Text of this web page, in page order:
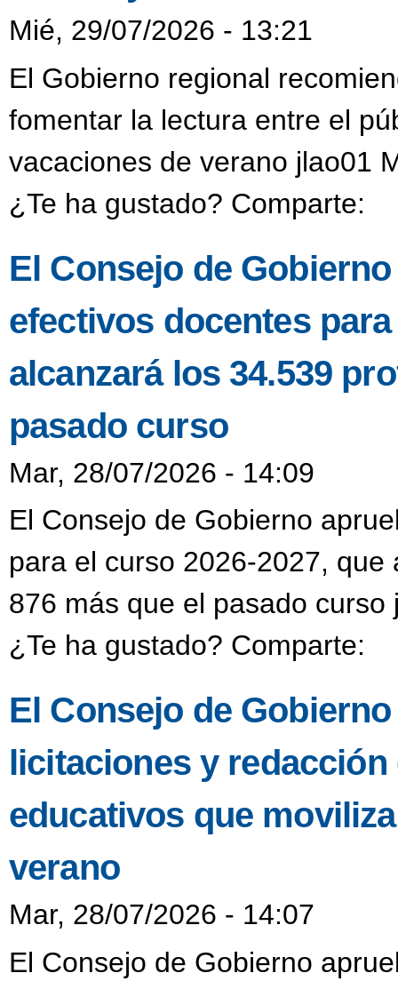
Mié, 29/07/2026 - 13:21
El Gobierno regional
fomentar la lectura entre el
vacaciones de verano jlao01
¿Te ha gustado? Comparte:
El Consejo de
efectivos docentes
alcanzará los 34.539
pasado curso
Mar, 28/07/2026 - 14:09
El Consejo de Gobierno
para el curso 2026-2027,
876 más que el pasado
¿Te ha gustado? Comparte:
El Consejo de
licitaciones y
educativos que
verano
Mar, 28/07/2026 - 14:07
El Consejo de Gobierno